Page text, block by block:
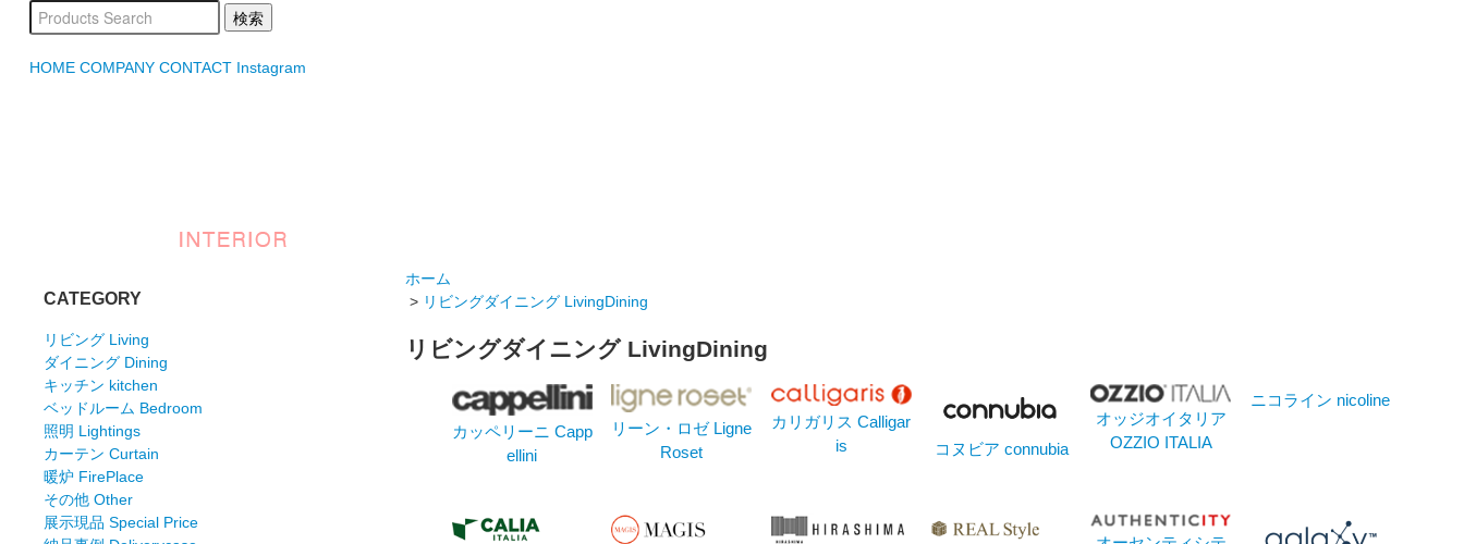
HOME COMPANY CONTACT Instagram
ホーム
> リビングダイニング LivingDining
リビングダイニング LivingDining
カッペリーニ Capp
ellini
リーン・ロゼ Ligne
Roset
カリガリス Calligar
is
コヌビア connubia
オッジオイタリア
OZZIO ITALIA
ニコライン nicoline
CATEGORY
リビング Living
ダイニング Dining
キッチン kitchen
ベッドルーム Bedroom
照明 Lightings
カーテン Curtain
暖炉 FirePlace
その他 Other
展示現品 Special Price